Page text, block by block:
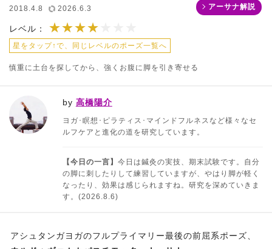
2018.4.8 2026.6.3 アーサナ解説
レベル： ★★★★
★★★★★★★
星をタップ↑で、同じレベルのポーズ一覧へ
慎重に土台を探してから、強くお腹に脚を引き寄せる
by 高橋陽介
ヨガ･瞑想･ピラティス･マインドフルネスなど様々なセ
ルフケアと進化の道を研究しています。
【今日の一言】 今日は鍼灸の実技、期末試験です。自分
の脚に刺したりして練習していますが、やはり脚が軽く
なったり、効果は感じられますね。研究を深めていきま
す。(2026.8.6)
アシュタンガヨガのフルプライマリー最後の前屈系ポーズ、